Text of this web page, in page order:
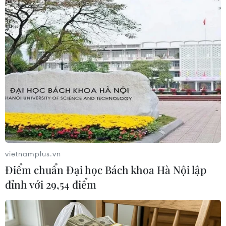
#Canada #Kim tự tháp #Thành phố cổ
#Bermuda
Canada
Theo dõi VietnamPlus
vietnamplus.vn
Điểm chuẩn Đại học Bách khoa Hà Nội lập
đỉnh với 29,54 điểm